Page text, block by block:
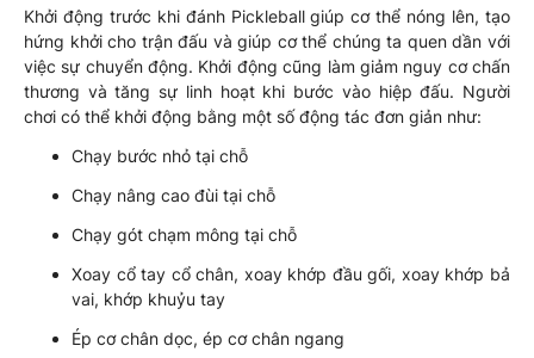
Khởi động trước khi đánh Pickleball giúp cơ thể nóng lên, tạo
hứng khởi cho trận đấu và giúp cơ thể chúng ta quen dần với
việc sự chuyển động. Khởi động cũng làm giảm nguy cơ chấn
thương và tăng sự linh hoạt khi bước vào hiệp đấu. Người
chơi có thể khởi động bằng một số động tác đơn giản như:
Chạy bước nhỏ tại chỗ
Chạy nâng cao đùi tại chỗ
Chạy gót chạm mông tại chỗ
Xoay cổ tay cổ chân, xoay khớp đầu gối, xoay khớp bả
vai, khớp khuỷu tay
Ép cơ chân dọc, ép cơ chân ngang